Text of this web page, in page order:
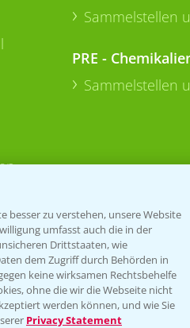
Bis zu 4 Produkte vergleichen:
Sammelstellen
PRE -
Sammelstellen
Folgen Sie uns
besser zu verstehen, unsere Website
umfasst auch die in der
Drittstaaten, wie
dem Zugriff durch Behörden in
keine wirksamen Rechtsbehelfe
ohne die wir die Webseite nicht
werden können, und wie Sie
Privacy Statement